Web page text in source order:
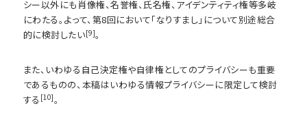
シー以外にも肖像権、名誉権、氏名権、アイデンティティ権等多岐
にわたる。よって、第8回において「なりすまし」について別途総合
的に検討したい[9]。
また、いわゆる自己決定権や自律権としてのプライバシーも重要
であるものの、本稿はいわゆる情報プライバシーに限定して検討
する [10]。